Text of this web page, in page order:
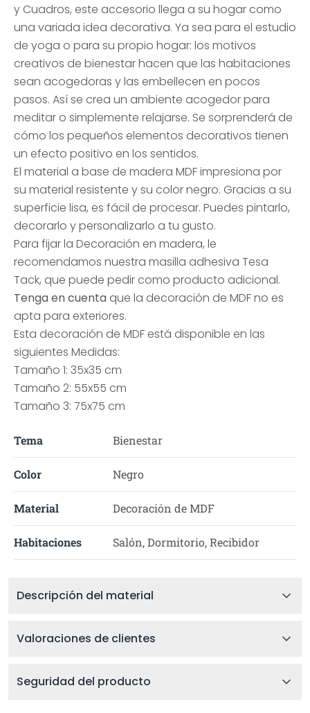
y Cuadros, este accesorio llega a su hogar como
una variada idea decorativa. Ya sea para el estudio
de yoga o para su propio hogar: los motivos
creativos de bienestar hacen que las habitaciones
sean acogedoras y las embellecen en pocos
pasos. Así se crea un ambiente acogedor para
meditar o simplemente relajarse. Se sorprenderá de
cómo los pequeños elementos decorativos tienen
un efecto positivo en los sentidos.
El material a base de madera MDF impresiona por
su material resistente y su color negro. Gracias a su
superficie lisa, es fácil de procesar. Puedes pintarlo,
decorarlo y personalizarlo a tu gusto.
Para fijar la Decoración en madera, le
recomendamos nuestra masilla adhesiva Tesa
Tack, que puede pedir como producto adicional.
Tenga en cuenta que la decoración de MDF no es
apta para exteriores.
Esta decoración de MDF está disponible en las
siguientes Medidas:
Tamaño 1: 35x35 cm
Tamaño 2: 55x55 cm
Tamaño 3: 75x75 cm
Tema Bienestar
Color Negro
Material Decoración de MDF
Habitaciones Salón, Dormitorio, Recibidor
Descripción del material
Valoraciones de clientes
Seguridad del producto